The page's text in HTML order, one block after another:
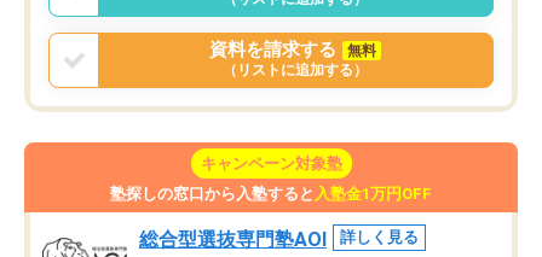
資料を請求する
無料
（リストに追加する）
キャンペーン対象塾
塾探しの窓口から入塾すると 入塾金1万円OFF
総合型選抜専門塾AOI 詳しく見る